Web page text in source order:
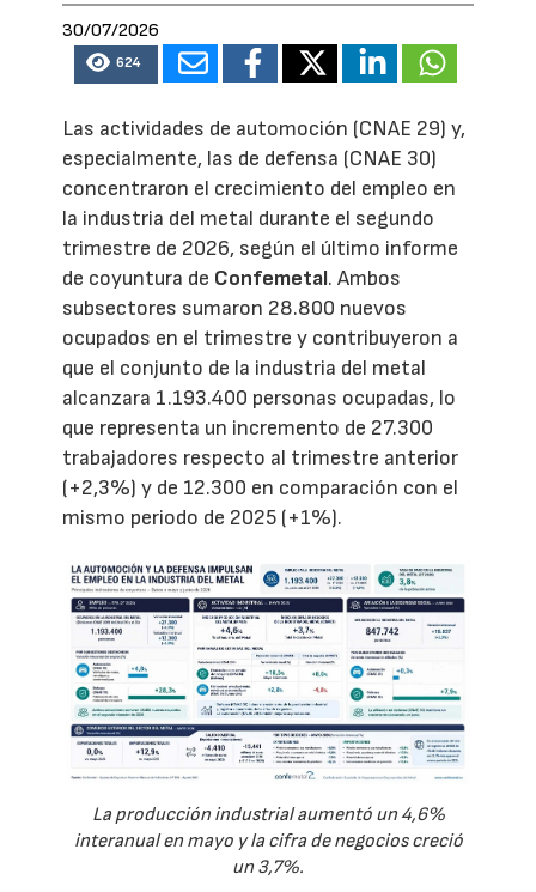
30/07/2026
624
Las actividades de automoción (CNAE 29) y,
especialmente, las de defensa (CNAE 30)
concentraron el crecimiento del empleo en
la industria del metal durante el segundo
trimestre de 2026, según el último informe
de coyuntura de Confemetal. Ambos
subsectores sumaron 28.800 nuevos
ocupados en el trimestre y contribuyeron a
que el conjunto de la industria del metal
alcanzara 1.193.400 personas ocupadas, lo
que representa un incremento de 27.300
trabajadores respecto al trimestre anterior
(+2,3%) y de 12.300 en comparación con el
mismo periodo de 2025 (+1%).
La producción industrial aumentó un 4,6%
interanual en mayo y la cifra de negocios creció
un 3,7%.